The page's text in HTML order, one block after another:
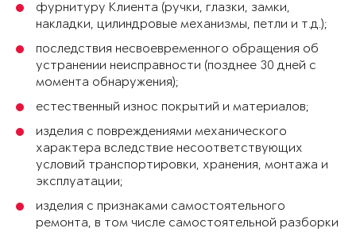
фурнитуру Клиента (ручки, глазки, замки,
накладки, цилиндровые механизмы, петли и т.д.);
последствия несвоевременного обращения об
устранении неисправности (позднее 30 дней с
момента обнаружения);
естественный износ покрытий и материалов;
изделия с повреждениями механического
характера вследствие несоответствующих
условий транспортировки, хранения, монтажа и
эксплуатации;
изделия с признаками самостоятельного
ремонта, в том числе самостоятельной разборки